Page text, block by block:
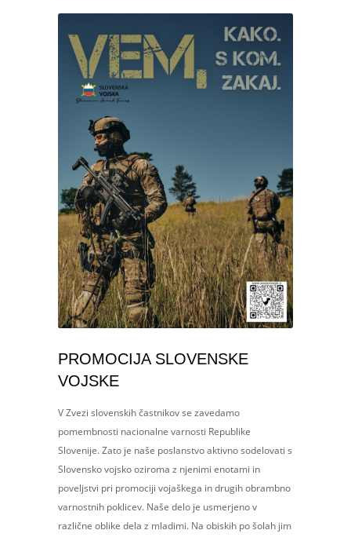
PROMOCIJA SLOVENSKE
VOJSKE
V Zvezi slovenskih častnikov se zavedamo
pomembnosti nacionalne varnosti Republike
Slovenije. Zato je naše poslanstvo aktivno sodelovati s
Slovensko vojsko oziroma z njenimi enotami in
poveljstvi pri promociji vojaškega in drugih obrambno
varnostnih poklicev. Naše delo je usmerjeno v
različne oblike dela z mladimi. Na obiskih po šolah jim